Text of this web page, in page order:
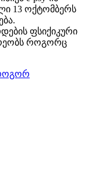
13 ოქტომბერს
ფსიქიკური
როგორც